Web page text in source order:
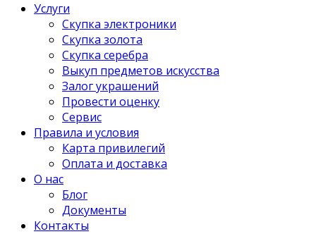
Услуги
Скупка электроники
Скупка золота
Скупка серебра
Выкуп предметов искусства
Залог украшений
Провести оценку
Сервис
Правила и условия
Карта привилегий
Оплата и доставка
О нас
Блог
Документы
Контакты